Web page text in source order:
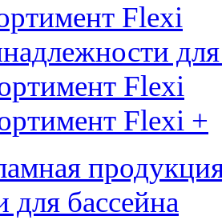
Flexi
Flexi
Flexi +
для бассейна